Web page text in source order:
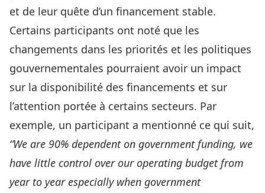
et de leur quête d’un financement stable.
Certains participants ont noté que les
changements dans les priorités et les politiques
gouvernementales pourraient avoir un impact
sur la disponibilité des financements et sur
l’attention portée à certains secteurs. Par
exemple, un participant a mentionné ce qui suit,
“We are 90% dependent on government funding, we
have little control over our operating budget from
year to year especially when government